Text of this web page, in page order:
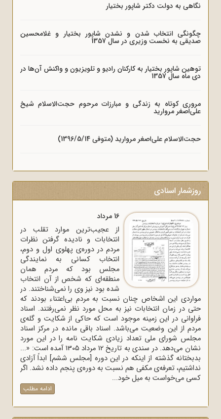
نگاهی به دولت دکتر شاپور بختیار
چگونگی انتخاب شدن و نشدن شاپور بختیار و غلامحسین
صدیقی به نخست وزیری در سال 1357
توهین شاپور بختیار به کارکنان رادیو و تلویزیون و واکنش آن‌ها در
دی ماه سال 1357
مروری کوتاه به زندگی و مبارزات مرحوم حجت‌الاسلام شیخ
علی‌اصغر مروارید
حجت‌الاسلام علی‌اصغر مروارید (متوفی 1396/5/14)
روزشمار اسنادی
16 مرداد
از عجیب‌ترین موارد تقلب در
انتخابات و نادیده گرفتن نظرات
مردم در دوره‌ی پهلوی اول و دوم،
انتخاب کسانی به نمایندگی
مجلس بود که مردم همان
منطقه‌ای که شخص از آن انتخاب
شده بود نیز وی را نمی‌شناختند. در
مواردی این اشخاص چنان نسبت به مردم بی‌اعتناء بودند که
حتی در زمان انتخابات نیز به محل مورد نظر نمی‌رفتند. اسناد
فراوانی در این زمینه موجود است که حاکی از شکایت و گله‌ی
مردم از این وضعیت می‌باشد. اسناد باقی مانده در مرکز اسناد
مجلس شورای ملی تعداد زیادی شکایت نامه را در این مورد
نشان می‌دهد. در سندی به تاریخ 12 مرداد 1305 آمده است: «...
بدبختانه گذشته از اینکه در این دوره [مجلس ششم] ابداً آزادی
نداشتیم، تعرفه‌ی مکفی هم نسبت به دوره‌ی پنجم داده نشد. اگر
کسی می‌خواست به میل خود...
ادامه مطلب